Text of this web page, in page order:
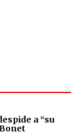
a “su